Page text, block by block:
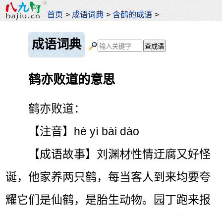
首页 > 成语词典 >含鹤的成语 >
成语词典
鹤亦败道的意思
鹤亦败道：
【注音】hè yì bài dào
【成语故事】刘渊材性情迂腐又好怪
诞，他家养两只鹤，每当客人到来均要夸
耀它们是仙鹤，是胎生动物。园丁跑来报